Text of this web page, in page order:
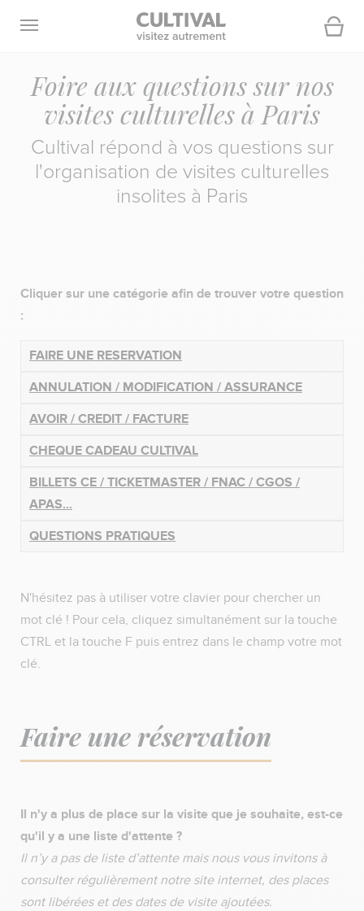
Ouvrir la navigation Panier
Foire aux questions sur nos
visites culturelles à Paris
Cultival répond à vos questions sur
l'organisation de visites culturelles
insolites à Paris
Cliquer sur une catégorie afin de trouver votre question
:
FAIRE UNE RESERVATION
ANNULATION / MODIFICATION / ASSURANCE
AVOIR / CREDIT / FACTURE
CHEQUE CADEAU CULTIVAL
BILLETS CE / TICKETMASTER / FNAC / CGOS /
APAS...
QUESTIONS PRATIQUES
N'hésitez pas à utiliser votre clavier pour chercher un
mot clé ! Pour cela, cliquez simultanément sur la touche
CTRL et la touche F puis entrez dans le champ votre mot
clé.
Faire une réservation
Il n'y a plus de place sur la visite que je souhaite, est-ce
qu'il y a une liste d'attente ?
Il n’y a pas de liste d’attente mais nous vous invitons à
consulter régulièrement notre site internet, des places
sont libérées et des dates de visite ajoutées.